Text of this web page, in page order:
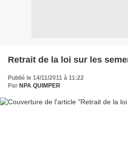
Retrait de la loi sur les
Publié le 14/11/2011 à 11:22
Par NPA QUIMPER